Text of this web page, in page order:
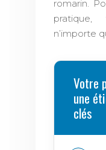
romarin.
n’importe
Votre
une
clés